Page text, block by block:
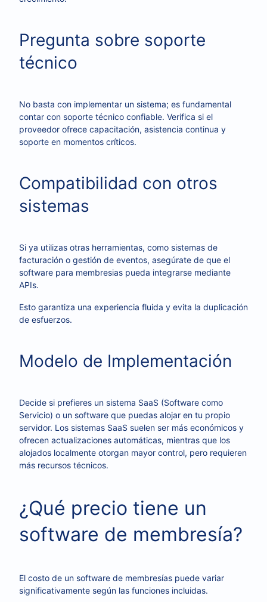
Pregunta sobre soporte
técnico
No basta con implementar un sistema; es fundamental
contar con soporte técnico confiable. Verifica si el
proveedor ofrece capacitación, asistencia continua y
soporte en momentos críticos.
Compatibilidad con otros
sistemas
Si ya utilizas otras herramientas, como sistemas de
facturación o gestión de eventos, asegúrate de que el
software para membresias pueda integrarse mediante
APIs.
Esto garantiza una experiencia fluida y evita la duplicación
de esfuerzos.
Modelo de Implementación
Decide si prefieres un sistema SaaS (Software como
Servicio) o un software que puedas alojar en tu propio
servidor. Los sistemas SaaS suelen ser más económicos y
ofrecen actualizaciones automáticas, mientras que los
alojados localmente otorgan mayor control, pero requieren
más recursos técnicos.
¿Qué precio tiene un
software de membresía?
El costo de un software de membresías puede variar
significativamente según las funciones incluidas.